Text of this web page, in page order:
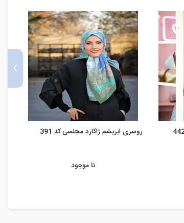
روسری ابریشم ژاکارد مجلسی کد 391
نا موجود
›